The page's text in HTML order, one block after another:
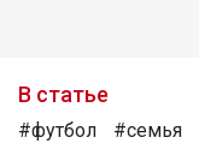
В статье
#футбол #семья